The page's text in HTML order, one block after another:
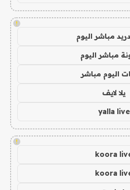
!
مباشر اليوم
مباشر اليوم
اليوم مباشر
يلا لايف
yalla live
!
koora
koora